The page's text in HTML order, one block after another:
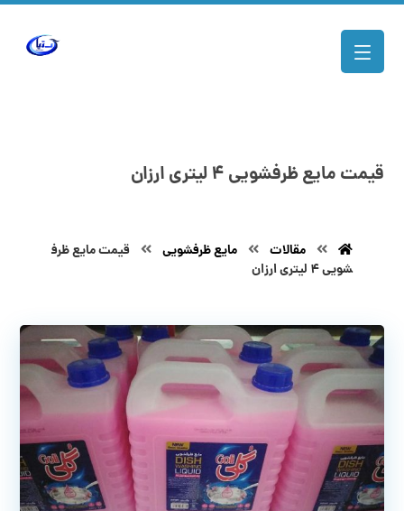
قیمت مایع ظرفشویی ۴ لیتری ارزان
مقالات مایع ظرفشویی
قیمت مایع ظرف
شویی ۴ لیتری ارزان